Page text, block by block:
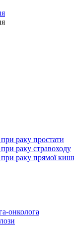
раку простати
раку стравоходу
при раку прямої
онколога